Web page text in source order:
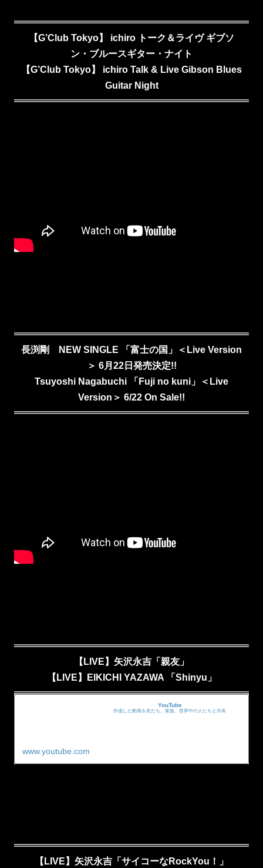
【G’Club Tokyo】 ichiro トーク＆ライヴ ギブソ
ン・ブルースギター・ナイト
【G’Club Tokyo】 ichiro Talk & Live Gibson Blues
Guitar Night
長渕剛 NEW SINGLE 「富士の国」＜Live Version
＞ 6月22日発売決定!!
Tsuyoshi Nagabuchi 「Fuji no kuni」＜Live
Version＞ 6/22 On Sale!!
【LIVE】矢沢永吉「親友」
【LIVE】EIKICHI YAZAWA 「Shinyu」
YouTube
作成した動画を友だち、家族、世界中の人たちと共有
www.youtube.com
【LIVE】矢沢永吉「サイコーなRockYou！」